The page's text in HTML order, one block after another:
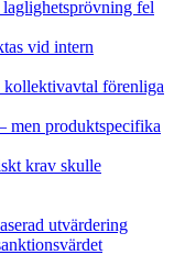
fel
vid intern
förenliga
men produktspecifika
krav skulle
utvärdering